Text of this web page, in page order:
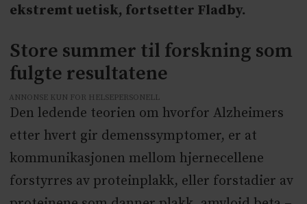
ekstremt uetisk, fortsetter Fladby.
Store summer til forskning som
fulgte resultatene
ANNONSE KUN FOR HELSEPERSONELL
Den ledende teorien om hvorfor Alzheimers
etter hvert gir demenssymptomer, er at
kommunikasjonen mellom hjernecellene
forstyrres av proteinplakk, eller forstadier av